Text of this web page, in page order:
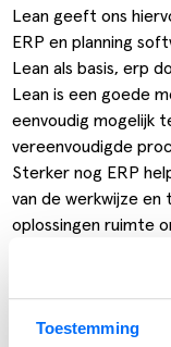
Toestemming
Lean geeft ons
ERP en planning
Lean als basis, erp
Lean is een goede
eenvoudig mogelijk
vereenvoudigde
Sterker nog ERP
van de werkwijze en
oplossingen ruimte
processen volgens
voorraadniveaus te